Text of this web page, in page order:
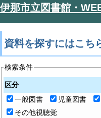
本文へ移動
伊那市立図書館・
資料を探すにはこち
検索条件
区分
一般図書
児童図書
その他視聴覚